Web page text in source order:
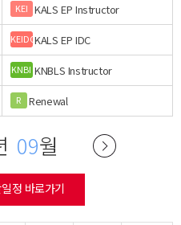
KEI KALS EP Instructor
KEIDCKALS EP IDC
KNBI KNBLS Instructor
R Renewal
09월
정 바로가기